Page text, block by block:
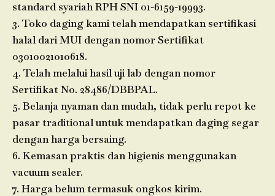
standard syariah RPH SNI 01-6159-19993.
3. Toko daging kami telah mendapatkan sertifikasi
halal dari MUI dengan nomor Sertifikat
03010021010618.
4. Telah melalui hasil uji lab dengan nomor
Sertifikat No. 28486/DBBPAL.
5. Belanja nyaman dan mudah, tidak perlu repot ke
pasar traditional untuk mendapatkan daging segar
dengan harga bersaing.
6. Kemasan praktis dan higienis menggunakan
vacuum sealer.
7. Harga belum termasuk ongkos kirim.